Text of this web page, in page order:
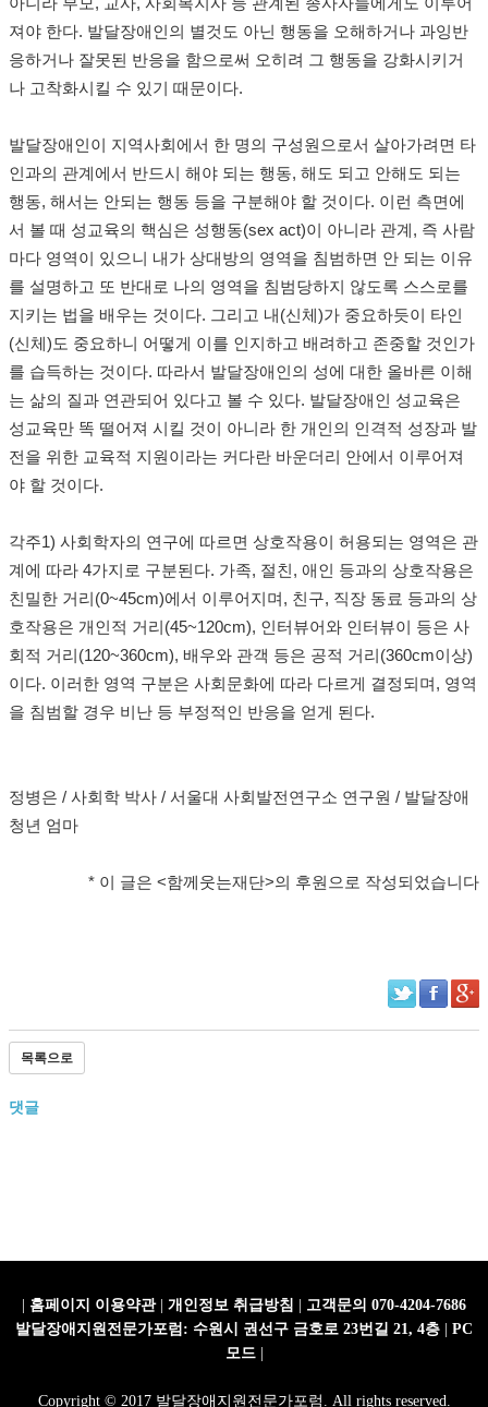
져야 한다. 발달장애인의 별것도 아닌 행동을 오해하거나 과잉반
응하거나 잘못된 반응을 함으로써 오히려 그 행동을 강화시키거
나 고착화시킬 수 있기 때문이다.
발달장애인이 지역사회에서 한 명의 구성원으로서 살아가려면 타
인과의 관계에서 반드시 해야 되는 행동, 해도 되고 안해도 되는
행동, 해서는 안되는 행동 등을 구분해야 할 것이다. 이런 측면에
서 볼 때 성교육의 핵심은 성행동(sex act)이 아니라 관계, 즉 사람
마다 영역이 있으니 내가 상대방의 영역을 침범하면 안 되는 이유
를 설명하고 또 반대로 나의 영역을 침범당하지 않도록 스스로를
지키는 법을 배우는 것이다. 그리고 내(신체)가 중요하듯이 타인
(신체)도 중요하니 어떻게 이를 인지하고 배려하고 존중할 것인가
를 습득하는 것이다. 따라서 발달장애인의 성에 대한 올바른 이해
는 삶의 질과 연관되어 있다고 볼 수 있다. 발달장애인 성교육은
성교육만 똑 떨어져 시킬 것이 아니라 한 개인의 인격적 성장과 발
전을 위한 교육적 지원이라는 커다란 바운더리 안에서 이루어져
야 할 것이다.
각주1) 사회학자의 연구에 따르면 상호작용이 허용되는 영역은 관
계에 따라 4가지로 구분된다. 가족, 절친, 애인 등과의 상호작용은
친밀한 거리(0~45cm)에서 이루어지며, 친구, 직장 동료 등과의 상
호작용은 개인적 거리(45~120cm), 인터뷰어와 인터뷰이 등은 사
회적 거리(120~360cm), 배우와 관객 등은 공적 거리(360cm이상)
이다. 이러한 영역 구분은 사회문화에 따라 다르게 결정되며, 영역
을 침범할 경우 비난 등 부정적인 반응을 얻게 된다.
정병은 / 사회학 박사 / 서울대 사회발전연구소 연구원 / 발달장애
청년 엄마
* 이 글은 <함께웃는재단>의 후원으로 작성되었습니다
목록으로
댓글
홈페이지 이용약관| 개인정보 취급방침
고객문의 070-4204-7686
발달장애지원전문가포럼: 수원시 권선구 금호로 23번길 21, 4층
PC
모드|
Copyright © 2017 발달장애지원전문가포럼. All rights reserved.